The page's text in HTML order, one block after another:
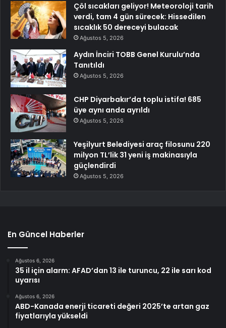
Çöl sıcakları geliyor! Meteoroloji tarih
verdi, tam 4 gün sürecek: Hissedilen
sıcaklık 50 dereceyi bulacak
Ağustos 5, 2026
Aydın İnciri TOBB Genel Kurulu’nda
Tanıtıldı
Ağustos 5, 2026
CHP Diyarbakır’da toplu istifa! 685
üye aynı anda ayrıldı
Ağustos 5, 2026
Yeşilyurt Belediyesi araç filosunu 220
milyon TL’lik 31 yeni iş makinasıyla
güçlendirdi
Ağustos 5, 2026
En Güncel Haberler
Ağustos 6, 2026
35 il için alarm: AFAD’dan 13 ile turuncu, 22 ile sarı kod
uyarısı
Ağustos 6, 2026
ABD-Kanada enerji ticareti değeri 2025’te artan gaz
fiyatlarıyla yükseldi